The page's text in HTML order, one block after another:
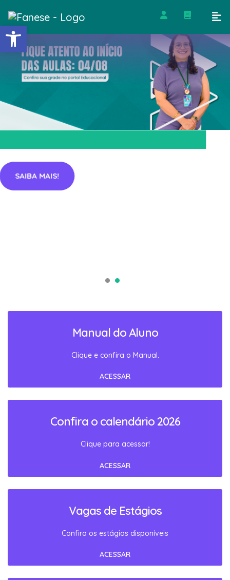
Barra de Ferramentas
SAIBA MAIS!
Manual do Aluno
Clique e confira o Manual.
ACESSAR
Confira o calendário 2026
Clique para acessar!
ACESSAR
Vagas de Estágios
Confira os estágios disponíveis
ACESSAR